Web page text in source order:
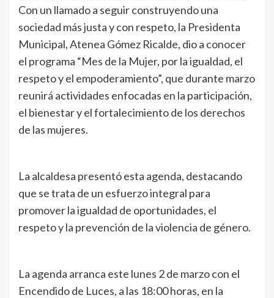
Con un llamado a seguir construyendo una
sociedad más justa y con respeto, la Presidenta
Municipal, Atenea Gómez Ricalde, dio a conocer
el programa “Mes de la Mujer, por la igualdad, el
respeto y el empoderamiento”, que durante marzo
reunirá actividades enfocadas en la participación,
el bienestar y el fortalecimiento de los derechos
de las mujeres.
La alcaldesa presentó esta agenda, destacando
que se trata de un esfuerzo integral para
promover la igualdad de oportunidades, el
respeto y la prevención de la violencia de género.
La agenda arranca este lunes 2 de marzo con el
Encendido de Luces, a las 18:00 horas, en la